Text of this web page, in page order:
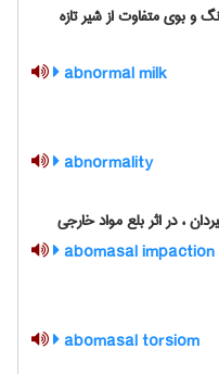
و بوی متفاوت از شیر تازه
abnormal milk
abnormality
، در اثر بلع مواد خارجی
abomasal impaction
abomasal torsiom